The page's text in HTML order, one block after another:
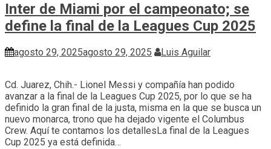
Inter de Miami por el campeonato; se
define la final de la Leagues Cup 2025
agosto 29, 2025agosto 29, 2025 Luis Aguilar
Cd. Juarez, Chih.- Lionel Messi y compañía han podido
avanzar a la final de la Leagues Cup 2025, por lo que se ha
definido la gran final de la justa, misma en la que se busca un
nuevo monarca, trono que ha dejado vigente el Columbus
Crew. Aquí te contamos los detallesLa final de la Leagues
Cup 2025 ya está definida…